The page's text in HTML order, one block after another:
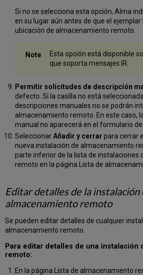
Si no se selecciona esta opción, Alma
en su lugar aún antes de que el
ubicación de almacenamiento remoto.
Esta opción está disponible
que soporta mensajes IR.
Permitir solicitudes de descripción
defecto. Si la casilla no está
descripciones manuales no se podrán
almacenamiento remoto. En este caso,
manual no aparecerá en el formulario de
SeleccionarAñadir y cerrar para cerrar
nueva instalación de almacenamiento
parte inferior de la lista de instalaciones
remoto en la página Lista de
Editar detalles de la instalación
almacenamiento remoto
Se pueden editar detalles de cualquier
almacenamiento remoto.
Para editar detalles de una instalación
remoto:
En la página Lista de almacenamiento